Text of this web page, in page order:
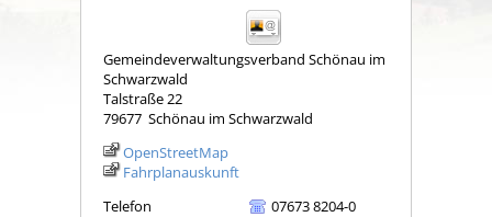
Gemeindeverwaltungsverband Schönau im
Schwarzwald
Talstraße 22
79677 Schönau im Schwarzwald
OpenStreetMap
Fahrplanauskunft
Telefon
07673 8204-0